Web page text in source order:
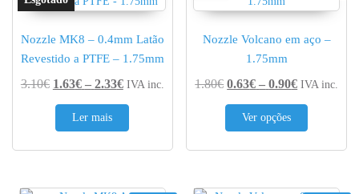
Nozzle MK8 – 0.4mm Latão
Revestido a PTFE – 1.75mm
3.10€ 1.63€ – 2.33€Price range: 1.63€ through 2.33€
IVA inc.
Ler mais
Nozzle Volcano em aço –
1.75mm
1.80€ 0.63€ – 0.90€Price
IVA inc.
Ver opções
This